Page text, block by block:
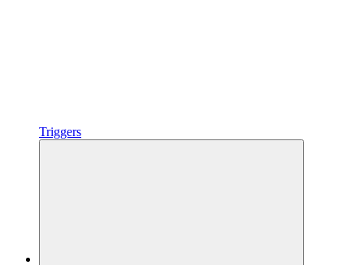
Triggers